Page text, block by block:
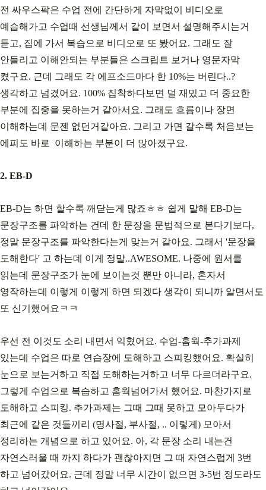
전 싸우스팍은 수업 전에 간단하게 자막없이 비디오로
예습해가고 수업때 선생님께서 같이 보면서 설명해주시는거
듣고, 집에 가서 복습으로 비디오로 또 봤어요. 그래도 잘
안들리고 이해안되는 부분들은 스크립트 보거나 영문자막
켰구요. 근데 그래도 각 에프소드마다 한 10%는 버린다..?
생각하고 넘겼어요. 100% 집착하다보면 덜 재밌고 더 중요한
부분에 집중을 못하는거 같아서요. 그래도 흐름이나 장면
이해하는데 문젠 없던거같아요. 그리고 가면 갈수록 처음보는
에피도 바로 이해하는 부분이 더 많아졌구요.
2. EB-D
EB-D는 하면 할수록 깨닫는게 많죠ㅎㅎ 쉽게 말해 EB-D는
문장구조를 파악하는 건데 한 문장을 문법적으로 본다기보다,
정말 문장구조를 파악한다는게 맞는거 같아요. 그래서 '문장을
도해한다' 고 하는데 이게 정말..AWESOME. 나중에 원서를
읽는데 문장구조가 눈에 보이는것 뿐만 아니라, 혼자서
영작하는데 이렇게 이렇게 하면 되겠다 생각이 되니까 알면서도
또 신기했어요ㅋㅋ
우선 전 이것도 소리 내면서 익혔어요. 수업-홈웍-추가과제
있는데 수업은 따로 연습장에 도해하고 스피킹했어요. 확실히
눈으로 보는거하고 직접 도해하는거하고 너무 다르더라구요.
그렇게 수업으로 복습하고 홈웍넘어가서 했어요. 마찬가지로
도해하고 스피킹. 추가과제는 그때 그때 못하고 모아두다가
최근에 같은 것들끼리 (명사절, 부사절, .. 이렇게) 모아서
정리하는 개념으로 하고 있어요. 아, 각 문장 소리 내는건
자연스러울 때 까지 하다가 괜찮아지면 그 때 자연스럽게 3번
하고 넘어갔어요. 근데 정말 너무 시간이 없으면 3-5번 정도라도